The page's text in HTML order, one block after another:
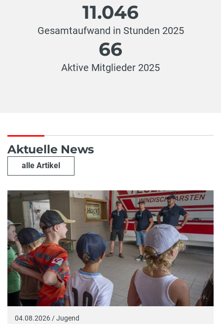
11.046
Gesamtaufwand in Stunden 2025
66
Aktive Mitglieder 2025
Aktuelle News
alle Artikel
04.08.2026 / Jugend